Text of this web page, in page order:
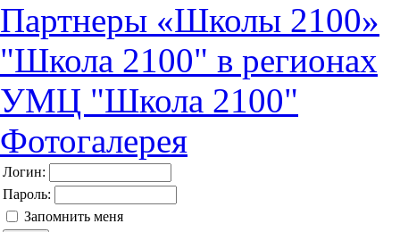
Партнеры «Школы 2100»
"Школа 2100" в регионах
УМЦ "Школа 2100"
Фотогалерея
Логин:
Пароль:
Запомнить меня